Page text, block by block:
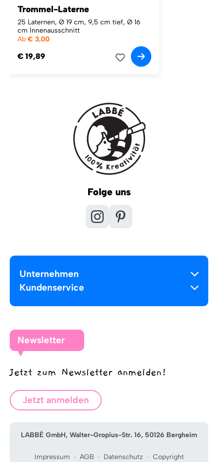
Trommel-Laterne
25 Laternen, Ø 19 cm, 9,5 cm tief, Ø 16
cm Innenausschnitt
Ab € 3,00
€ 19,89
Folge uns
Unternehmen
Kundenservice
Newsletter
Jetzt zum Newsletter anmelden!
Jetzt anmelden
LABBÉ GmbH, Walter-Gropius-Str. 16, 50126 Bergheim
Impressum AGB Datenschutz Copyright